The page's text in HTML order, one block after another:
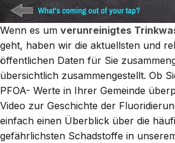
Wenn es um verunreinigtes
geht, haben wir die aktuellsten und
öffentlichen Daten für Sie
übersichtlich zusammengestellt. Ob
PFOA- Werte in Ihrer Gemeinde
Video zur Geschichte der
einfach einen Überblick über die
gefährlichsten Schadstoffe in